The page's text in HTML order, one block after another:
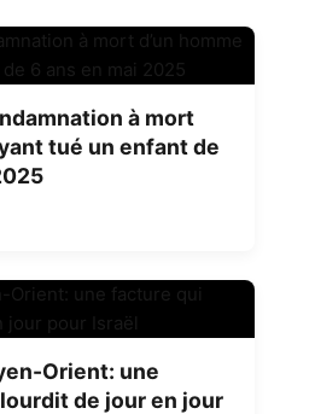
à mort
tué un enfant de
Orient: une
de jour en jour